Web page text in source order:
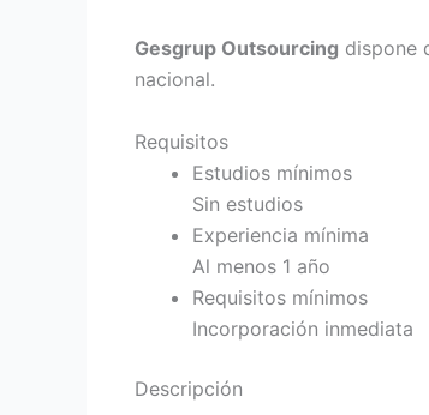
Gesgrup Outsourcing dispone
nacional.
Requisitos
Estudios mínimos
Sin estudios
Experiencia mínima
Al menos 1 año
Requisitos mínimos
Incorporación inmediata
Descripción